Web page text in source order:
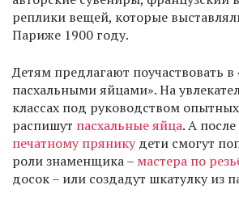
реплики вещей, которые
Париже 1900 году.
Детям предлагают поучаствовать в
пасхальными яйцами». На
классах под руководством
распишут пасхальные яйца. А после
печатному пряникудети смогут
роли знаменщика – мастера по
досок – или создадут шкатулку из